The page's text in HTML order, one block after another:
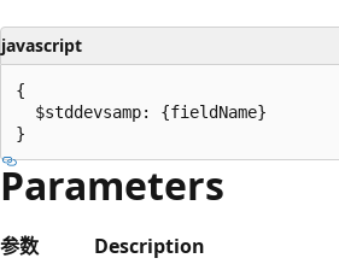
javascript
{
  $stddevsamp: {fieldName}
Parameters
参数 Description